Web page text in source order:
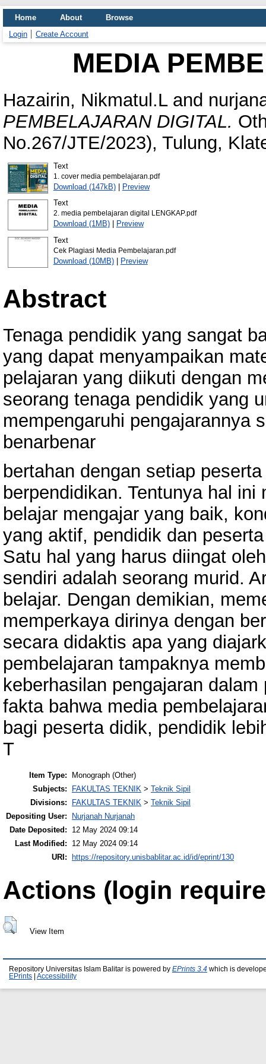
Home About
Browse
Login
Create Account
MEDIA
Hazairin, Nikmatul.Land
PEMBELAJARAN DIGITAL.
No.267/JTE/2023), Tulung,
Text
1. cover media pembelajaran.pdf
Download (147kB)| Preview
Text
2. media pembelajaran digital LENGKAP.pdf
Download (1MB)|
Preview
Text
Cek Plagiasi Media Pembelajaran.pdf
Download (10MB)| Preview
Abstract
Tenaga pendidik yang sangat
yang dapat menyampaikan
pelajaran yang diikuti dengan
seorang tenaga pendidik yang
mempengaruhi pengajarannya
benarbenar
bertahan dengan setiap
berpendidikan. Tentunya hal
belajar mengajar yang baik,
yang aktif, pendidik dan
Satu hal yang harus diingat
sendiri adalah seorang murid.
belajar. Dengan demikian,
memperkaya dirinya dengan
secara didaktis apa yang
pembelajaran tampaknya
keberhasilan pengajaran
fakta bahwa media
bagi peserta didik, pendidik
T
Item Type:
Monograph (Other)
Subjects:
FAKULTAS TEKNIK > Teknik Sipil
Divisions:
FAKULTAS TEKNIK > Teknik Sipil
Depositing User:
Nurjanah Nurjanah
Date Deposited:
12 May 2024 09:14
Last Modified:
12 May 2024 09:14
URI:
https://repository.unisbablitar.ac.id/id/eprint/130
Actions (login
View Item
Repository Universitas Islam Balitar is powered by EPrints 3.4 which is
EPrints
Accessibility